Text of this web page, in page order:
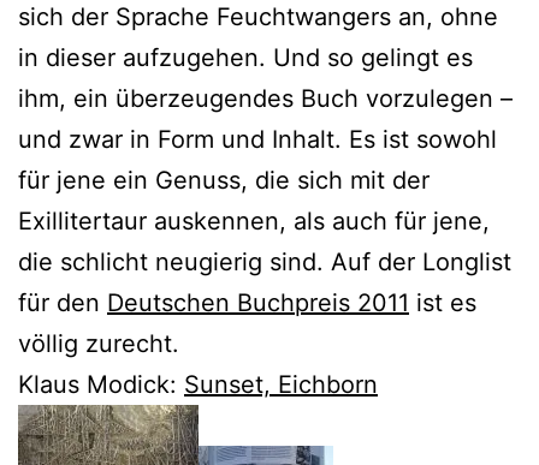
sich der Sprache Feuchtwangers an, ohne
in dieser aufzugehen. Und so gelingt es
ihm, ein überzeugendes Buch vorzulegen –
und zwar in Form und Inhalt. Es ist sowohl
für jene ein Genuss, die sich mit der
Exillitertaur auskennen, als auch für jene,
die schlicht neugierig sind. Auf der Longlist
für den Deutschen Buchpreis 2011 ist es
völlig zurecht.
Klaus Modick: Sunset, Eichborn